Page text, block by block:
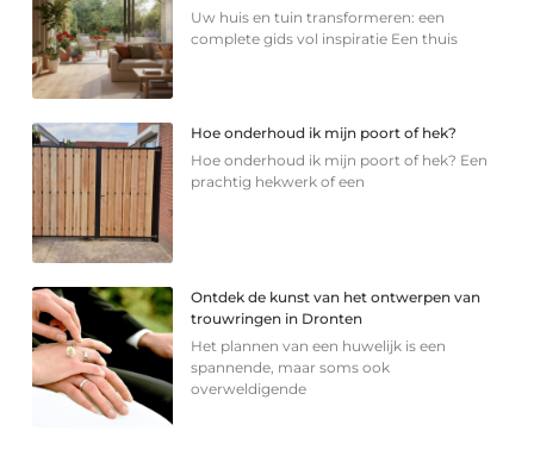
Uw huis en tuin transformeren: een
complete gids vol inspiratie Een thuis
Hoe onderhoud ik mijn poort of hek?
Hoe onderhoud ik mijn poort of hek? Een
prachtig hekwerk of een
Ontdek de kunst van het ontwerpen van
trouwringen in Dronten
Het plannen van een huwelijk is een
spannende, maar soms ook
overweldigende